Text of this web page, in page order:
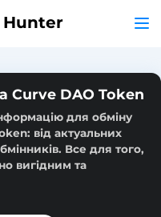
Hunter
Curve DAO Token
для обміну
від актуальних
Все для того,
вигідним та